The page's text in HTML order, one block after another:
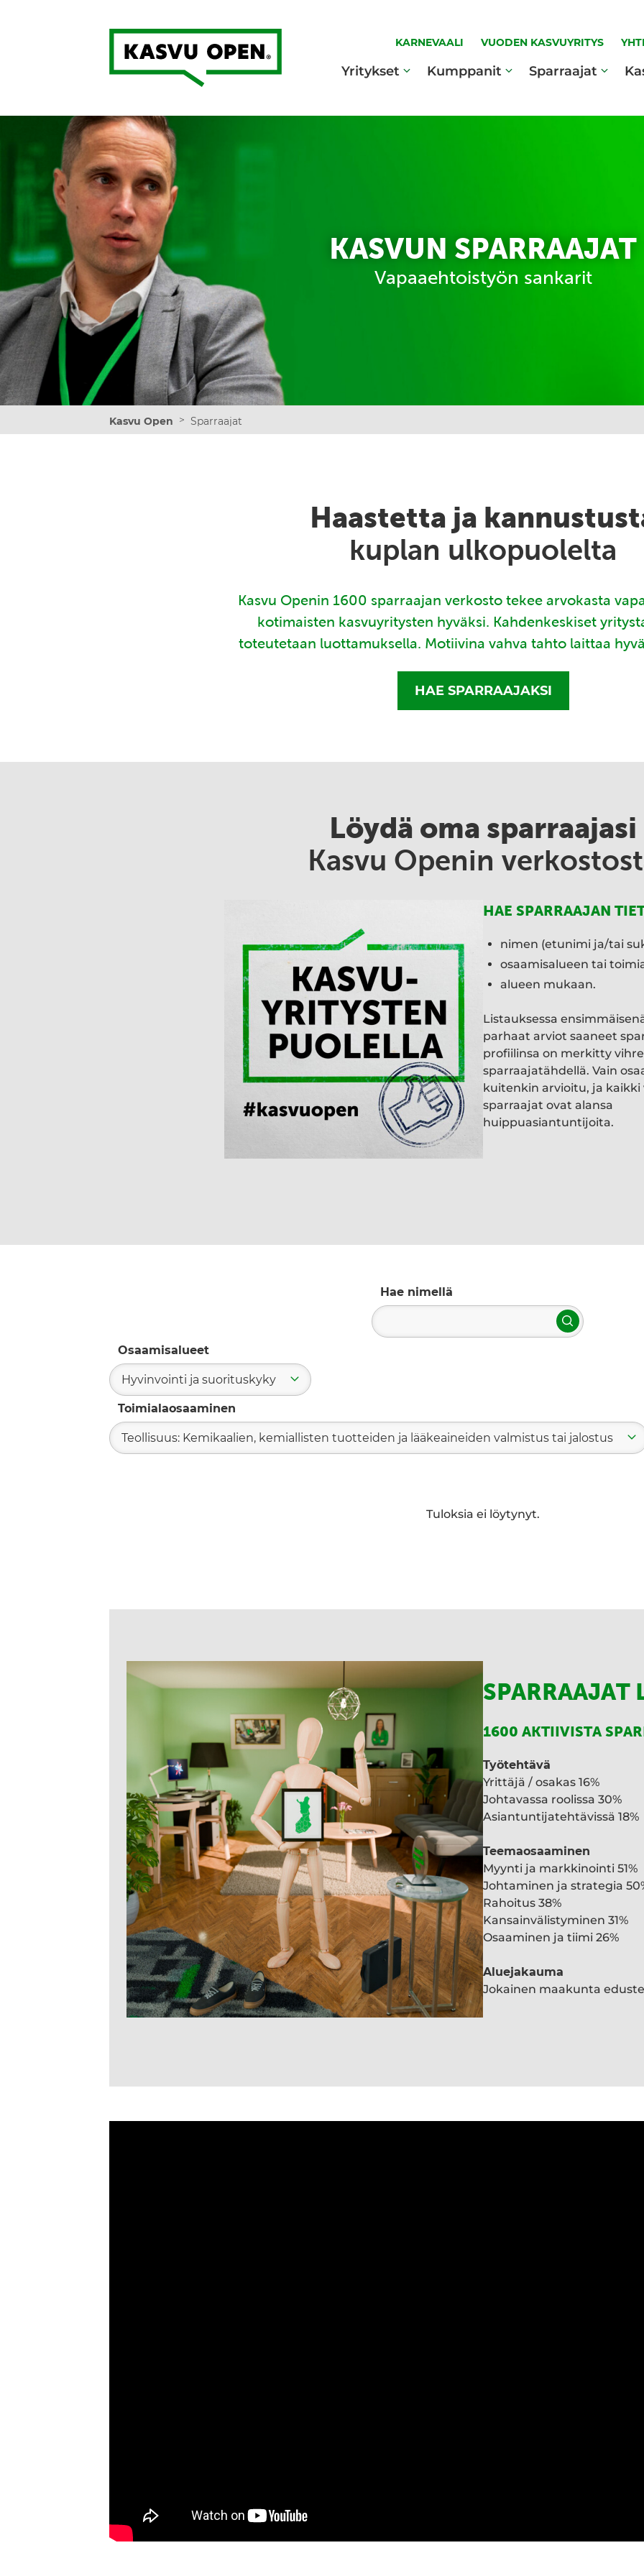
Kasvu Open
KARNEVAALI VUODEN KASVUYRITYS
Yritykset Kumppanit Sparraajat
KASVUN SPARRAAJAT
Vapaaehtoistyön sankarit
Kasvu Open > Sparraajat
Haastetta ja
kuplan ulkopuolelta
Kasvu Openin 1600 sparraajan verkosto tekee arvokasta
kotimaisten kasvuyritysten hyväksi. Kahdenkeskiset
toteutetaan luottamuksella. Motiivina vahva tahto laittaa
HAE SPARRAAJAKSI
Löydä oma sparraajasi
Kasvu Openin
HAE SPARRAAJAN
nimen (etunimi ja/tai
osaamisalueen tai
alueen mukaan.
Listauksessa
parhaat arviot saaneet
profiilinsa on merkitty
sparraajatähdellä. Vain
kuitenkin arvioitu, ja
sparraajat ovat alansa
huippuasiantuntijoita.
Hae nimellä
Hae
Osaamisalueet
Hyvinvointi ja suorituskyky
Toimialaosaaminen
Teollisuus: Kemikaalien, kemiallisten tuotteiden ja lääkeaineiden valmistus tai jalostus
Tuloksia ei löytynyt.
SPARRAAJAT
1600 AKTIIVISTA
Työtehtävä
Yrittäjä / osakas 16%
Johtavassa roolissa 30%
Asiantuntijatehtävissä 18%
Teemaosaaminen
Myynti ja markkinointi 51%
Johtaminen ja strategia
Rahoitus 38%
Kansainvälistyminen 31%
Osaaminen ja tiimi 26%
Aluejakauma
Jokainen maakunta